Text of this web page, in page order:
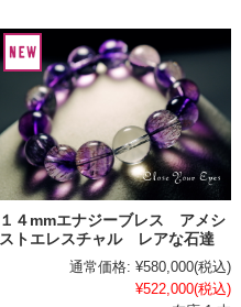
１４mmエナジーブレス アメシ
ストエレスチャル レアな石達
通常価格: ¥580,000(税込)
¥522,000(税込)